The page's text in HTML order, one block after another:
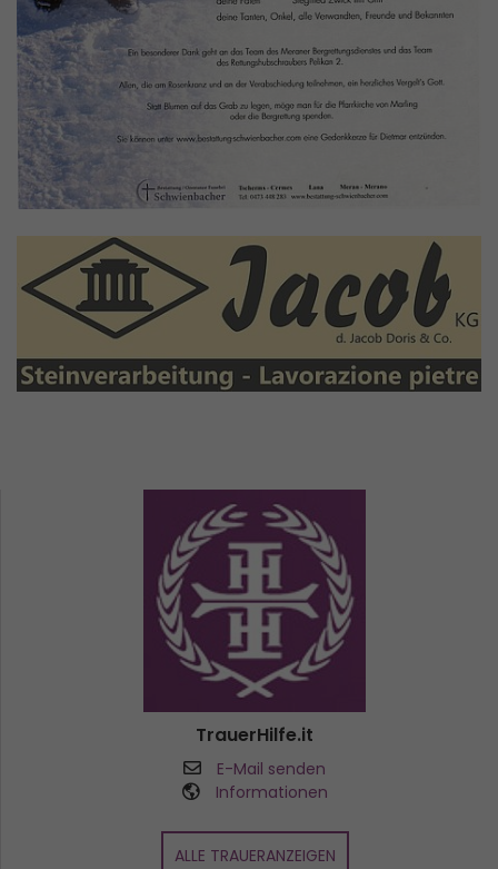
TrauerHilfe.it
E-Mail senden
Informationen
ALLE TRAUERANZEIGEN